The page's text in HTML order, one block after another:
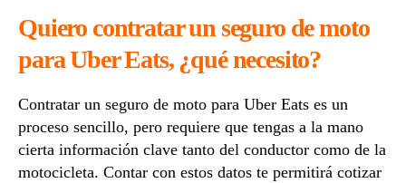
Quiero contratar un seguro de moto
para Uber Eats, ¿qué necesito?
Contratar un seguro de moto para Uber Eats es un
proceso sencillo, pero requiere que tengas a la mano
cierta información clave tanto del conductor como de la
motocicleta. Contar con estos datos te permitirá cotizar